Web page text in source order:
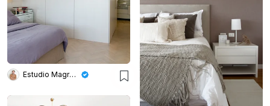
Estudio Magrane